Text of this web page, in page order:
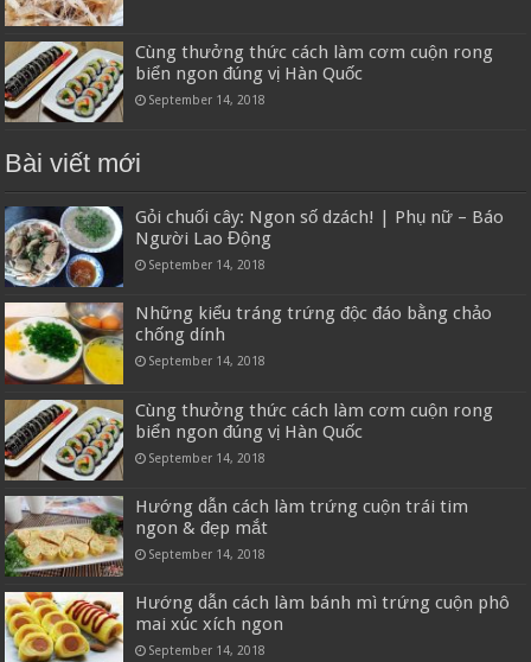
Cùng thưởng thức cách làm cơm cuộn rong
biển ngon đúng vị Hàn Quốc
September 14, 2018
Bài viết mới
Gỏi chuối cây: Ngon số dzách! | Phụ nữ – Báo
Người Lao Động
September 14, 2018
Những kiểu tráng trứng độc đáo bằng chảo
chống dính
September 14, 2018
Cùng thưởng thức cách làm cơm cuộn rong
biển ngon đúng vị Hàn Quốc
September 14, 2018
Hướng dẫn cách làm trứng cuộn trái tim
ngon & đẹp mắt
September 14, 2018
Hướng dẫn cách làm bánh mì trứng cuộn phô
mai xúc xích ngon
September 14, 2018